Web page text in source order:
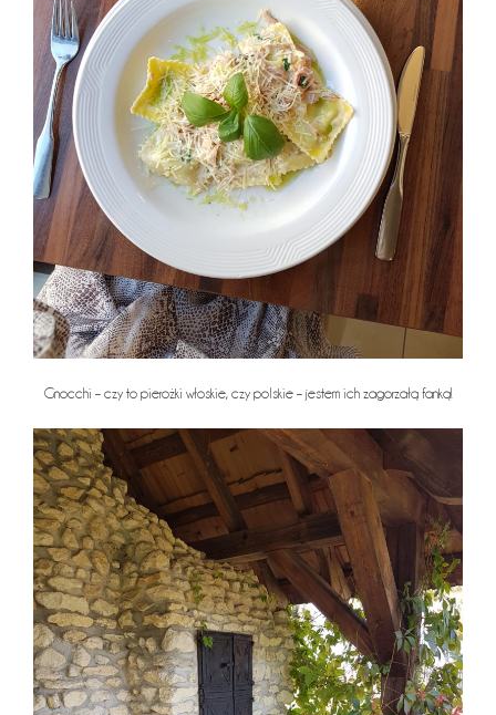
Gnocchi – czy to pierożki włoskie, czy polskie – jestem ich zagorzałą fanką!